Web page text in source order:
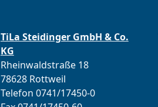
TiLa Steidinger GmbH & Co.
KG
Rheinwaldstraße 18
78628 Rottweil
Telefon 0741/17450-0